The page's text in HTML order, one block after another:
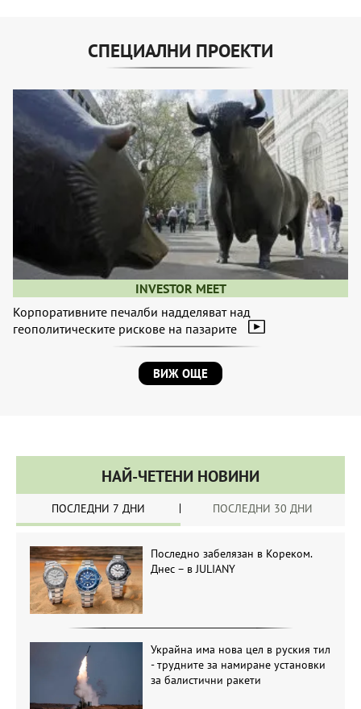
СПЕЦИАЛНИ ПРОЕКТИ
INVESTOR MEET
Корпоративните печалби надделяват над
геополитическите рискове на пазарите
ВИЖ ОЩЕ
НАЙ-ЧЕТЕНИ НОВИНИ
ПОСЛЕДНИ 7 ДНИ ПОСЛЕДНИ 30 ДНИ
Последно забелязан в Кореком.
Днес – в JULIANY
Украйна има нова цел в руския тил
- трудните за намиране установки
за балистични ракети